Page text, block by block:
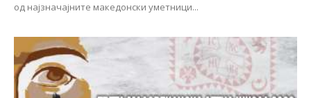
од најзначајните македонски уметници...